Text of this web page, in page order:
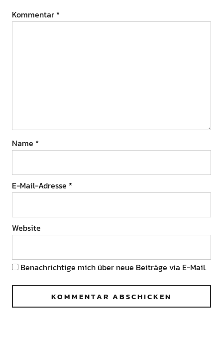
Kommentar *
Name *
E-Mail-Adresse *
Website
Benachrichtige mich über neue Beiträge via E-Mail.